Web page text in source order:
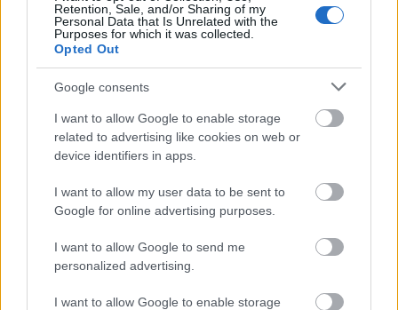
Retention, Sale, and/or Sharing of my
Personal Data that Is Unrelated with the
Purposes for which it was collected.
Opted Out
Google consents
I want to allow Google to enable storage
related to advertising like cookies on web or
device identifiers in apps.
I want to allow my user data to be sent to
Google for online advertising purposes.
I want to allow Google to send me
personalized advertising.
I want to allow Google to enable storage
Körömhoroszkóp: ez a csodás
manikűr illik hozzád a csillagjegyed
szerint